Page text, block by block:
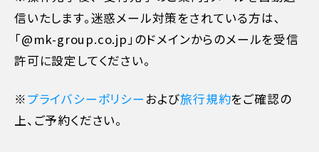
信いたします。迷惑メール対策をされている方は､
「@mk-group.co.jp」のドメインからのメールを受信
許可に設定してください。
※プライバシーポリシーおよび旅行規約をご確認の
上、ご予約ください。